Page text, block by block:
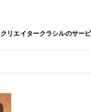
クリエイタークラシルのサー